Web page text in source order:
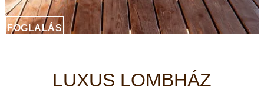
FOGLALÁS
LUXUS LOMBHÁZ